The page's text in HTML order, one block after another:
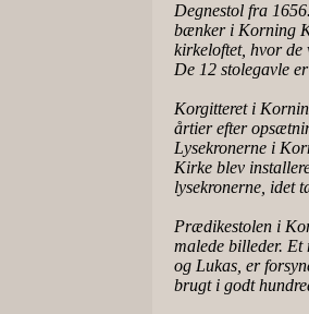
Degnestol fra
bænker i Korning
kirkeloftet, hvor de
De 12 stolegavle
Korgitteret i
årtier efter
Lysekronerne i
Kirke blev
lysekronerne, idet
Prædikestolen i
malede billeder. Et
og Lukas, er
brugt i godt